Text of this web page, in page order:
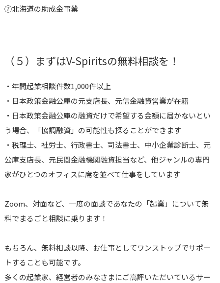
⑦北海道の助成金事業
（５）まずはV-Spiritsの無料相談を！
・年間起業相談件数1,000件以上
・日本政策金融公庫の元支店長、元信金融資営業が在籍
・日本政策金融公庫の融資だけで希望する金額に届かないとい
う場合、「協調融資」の可能性も探ることができます
・税理士、社労士、行政書士、司法書士、中小企業診断士、元
公庫支店長、元民間金融機関融資担当など、他ジャンルの専門
家がひとつのオフィスに席を並べて仕事をしています
Zoom、対面など、一度の面談であなたの「起業」について無
料でまるごと相談に乗ります！
もちろん、無料相談以降、お仕事としてワンストップでサポー
トすることも可能です。
多くの起業家、経営者のみなさまにご高評いただいているサー